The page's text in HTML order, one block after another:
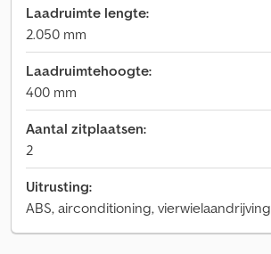
Laadruimte lengte:
2.050 mm
Laadruimtehoogte:
400 mm
Aantal zitplaatsen:
2
Uitrusting:
ABS, airconditioning, vierwielaandrijving